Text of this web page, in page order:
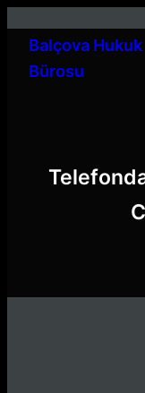
Balçova Hukuk
Bürosu